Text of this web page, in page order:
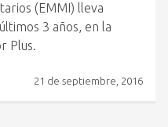
(EMMI) lleva
3 años, en la
Plus.
21 de septiembre, 2016